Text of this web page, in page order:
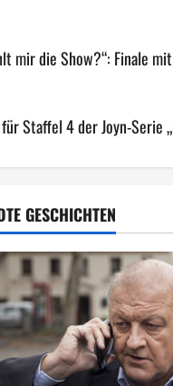
mir die Show?“: Finale
Staffel 4 der Joyn-Serie
GESCHICHTEN